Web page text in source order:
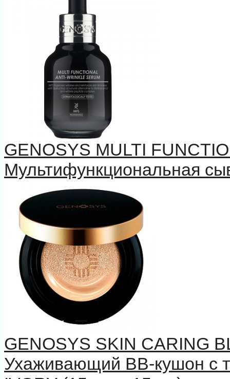
GENOSYS MULTI
Мультифункциональная
GENOSYS SKIN CARING
Ухаживающий BB-кушон с